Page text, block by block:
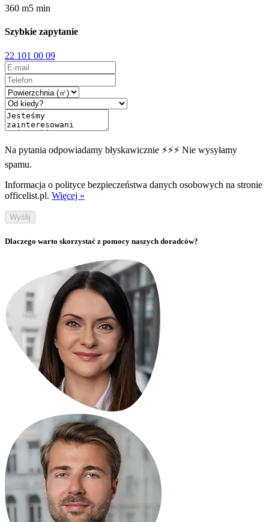
360 m5 min
Szybkie zapytanie
22 101 00 09
Na pytania odpowiadamy błyskawicznie ⚡⚡⚡ Nie wysyłamy
spamu.
Informacja o polityce bezpieczeństwa danych osobowych na stronie
officelist.pl. Więcej »
Wyślij
Dlaczego warto skorzystać z pomocy naszych doradców?